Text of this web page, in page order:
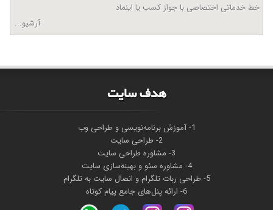
خط خدماتی اختصاصی با جواز کسب یا اینماد
آرشیو...
هدف سايت
1- آموزش برنامه‌نویسی و طراحی وب
2- طراحی سایت
3- مشاوره طراحی سایت
4- مشاوره سئو و بهینه‌سازی سایت
5- طراحی ربات تلگرام و انصال سایت به تلگرام
6- ارائه پنل‌های جامع پیام کوتاه